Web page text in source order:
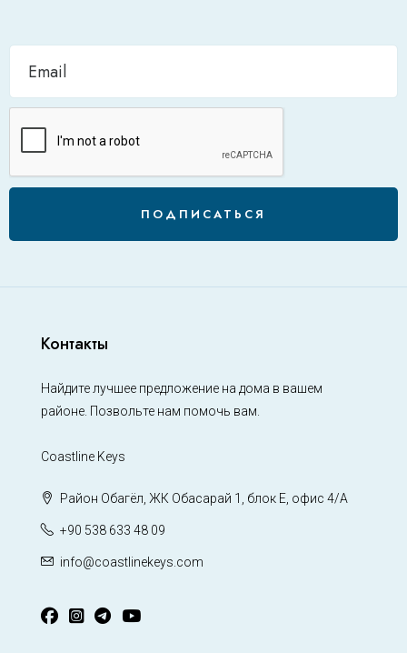
ПОДПИСАТЬСЯ
Контакты
Найдите лучшее предложение на дома в вашем
районе. Позвольте нам помочь вам.
Coastline Keys
Район Обагёл, ЖК Обасарай 1, блок Е, офис 4/А
+90 538 633 48 09
info@coastlinekeys.com